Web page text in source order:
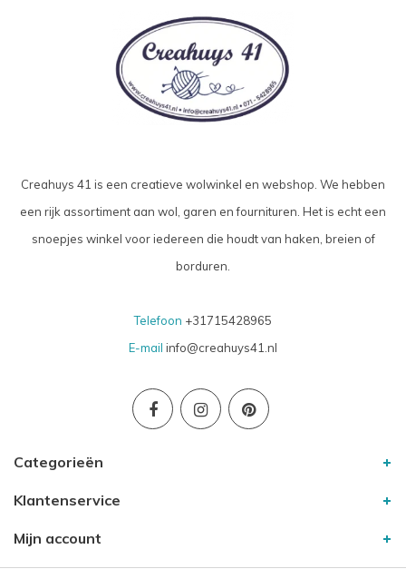
Creahuys 41 is een creatieve wolwinkel en webshop. We hebben
een rijk assortiment aan wol, garen en fournituren. Het is echt een
snoepjes winkel voor iedereen die houdt van haken, breien of
borduren.
Telefoon +31715428965
E-mail info@creahuys41.nl
Categorieën
Klantenservice
Mijn account